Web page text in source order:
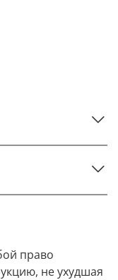
право
не ухудшая